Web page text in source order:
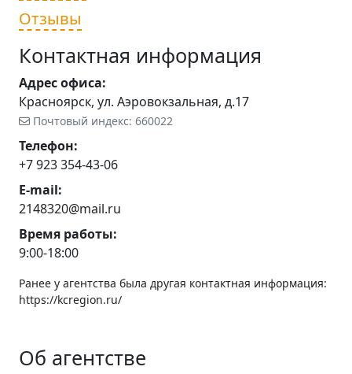
Отзывы
Контактная информация
Адрес офиса:
Красноярск, ул. Аэровокзальная, д.17
Почтовый индекс: 660022
Телефон:
+7 923 354-43-06
E-mail:
2148320@mail.ru
Время работы:
9:00-18:00
Ранее у агентства была другая контактная информация:
https://kcregion.ru/
Об агентстве